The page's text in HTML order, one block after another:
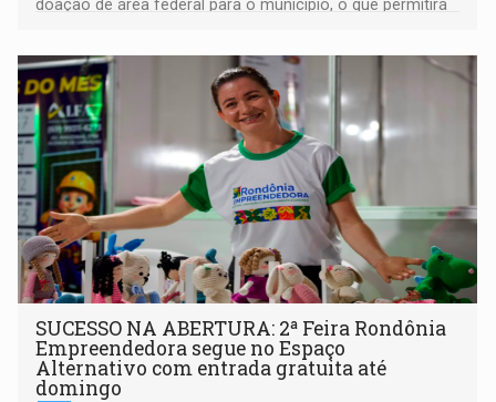
doação de área federal para o município, o que permitirá
SUCESSO NA ABERTURA: 2ª Feira Rondônia
Empreendedora segue no Espaço
Alternativo com entrada gratuita até
domingo